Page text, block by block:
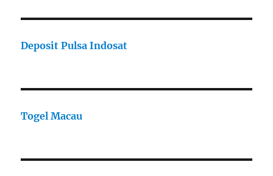
Deposit Pulsa Indosat
Togel Macau